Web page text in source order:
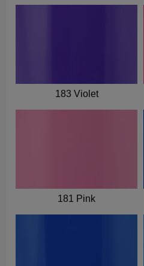
183 Violet
181 Pink